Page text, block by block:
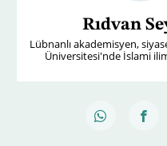
Rıdvan
Lübnanlı akademisyen,
Üniversitesi'nde İslami